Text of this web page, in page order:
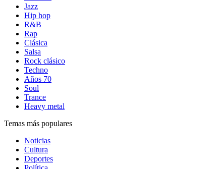
Jazz
Hip hop
R&B
Rap
Clásica
Salsa
Rock clásico
Techno
Años 70
Soul
Trance
Heavy metal
Temas más populares
Noticias
Cultura
Deportes